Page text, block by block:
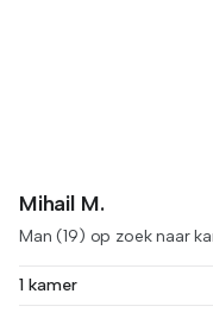
Mihail M.
Man (19) op zoek naar
1 kamer